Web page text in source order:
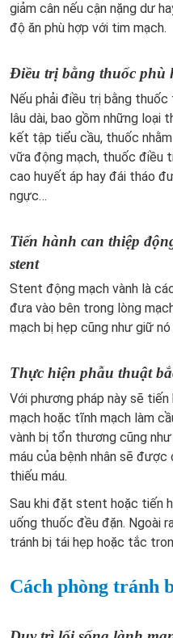
giảm cân nếu cận nặng dư
độ ăn phù hợp với tim mạch.
Điều trị bằng thuốc phù
Nếu phải điều trị bằng
lâu dài, bao gồm những loại
kết tập tiểu cầu, thuốc
vữa động mạch, thuốc điều
cao huyết áp hay đái tháo
ngực…
Tiến hành can thiệp
stent
Stent động mạch vành là
đưa vào bên trong lòng
mạch bị hẹp cũng như giữ nó
Thực hiện phẫu thuật
Với phương pháp này sẽ
mạch hoặc tĩnh mạch làm
vành bị tổn thương cũng
máu của bệnh nhân sẽ
thiếu máu.
Sau khi đặt stent hoặc tiến
uống thuốc đều đặn. Ngoài
tránh bị tái hẹp hoặc tắc
Cách phòng tránh